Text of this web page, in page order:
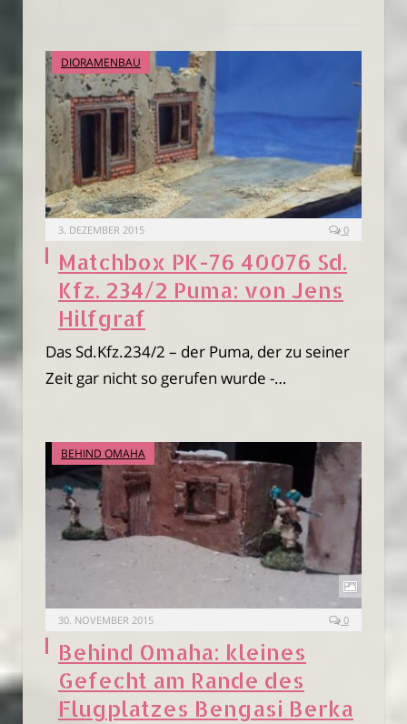
DIORAMENBAU
3. DEZEMBER 2015 0
Matchbox PK-76 40076 Sd.
Kfz. 234/2 Puma: von Jens
Hilfgraf
Das Sd.Kfz.234/2 – der Puma, der zu seiner
Zeit gar nicht so gerufen wurde -…
BEHIND OMAHA
30. NOVEMBER 2015 0
Behind Omaha: kleines
Gefecht am Rande des
Flugplatzes Bengasi Berka